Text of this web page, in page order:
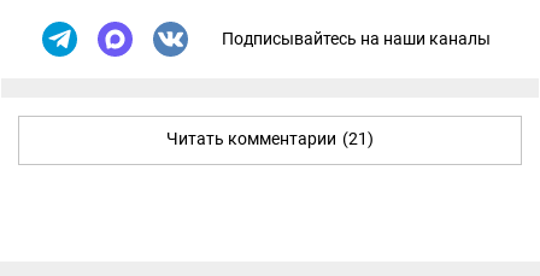
Подписывайтесь на наши каналы
Читать комментарии (21)